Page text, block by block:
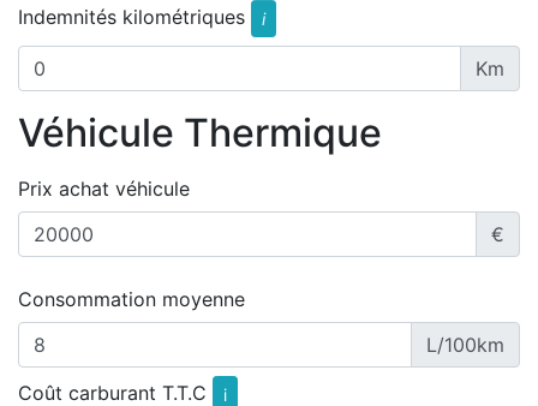
Indemnités kilométriques i
Km
Véhicule Thermique
Prix achat véhicule
€
Consommation moyenne
L/100km
Coût carburant T.T.C
i